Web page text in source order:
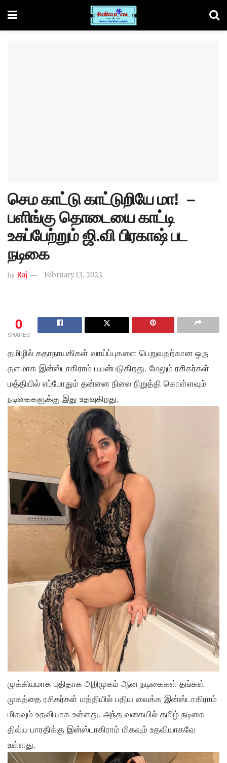
செம காட்டு காட்டுறியே மா! –
பளிங்கு தொடையை காட்டி
உசுப்பேற்றும் ஜி.வி பிரகாஷ் பட
நடிகை
by Raj February 13, 2023
0
SHARES
தமிழில் கதாநாயகிகள் வாய்ப்புகளை பெறுவதற்கான ஒரு
தளமாக இன்ஸ்டாகிராம் பயன்படுகிறது. மேலும் ரசிகர்கள்
மத்தியில் எப்போதும் தன்னை நிலை நிறுத்தி கொள்ளவும்
நடிகைகளுக்கு இது உதவுகிறது.
முக்கியமாக புதிதாக அறிமுகம் ஆன நடிகைகள் தங்கள்
முகத்தை ரசிகர்கள் மத்தியில் பதிய வைக்க இன்ஸ்டாகிராம்
மிகவும் உதவியாக உள்ளது. அந்த வகையில் தமிழ் நடிகை
திவ்ய பாரதிக்கு இன்ஸ்டாகிராம் மிகவும் உதவியாகவே
உள்ளது.